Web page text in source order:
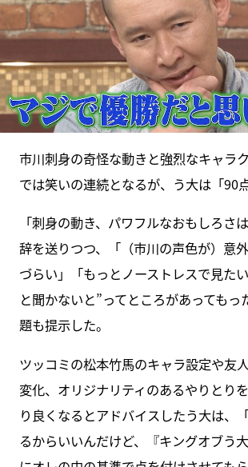
市川刺身の奇怪な動きと強烈なキャラ
では笑いの連続となるが、う大は「90
「刺身の動き、パワフルなおもしろさ
辞を送りつつ、「（市川の声色が）意
づらい」「もっとノーストレスで見た
と聞かないと”ってところがあってもっ
題も提示した。
ツッコミの松本竹馬のキャラ設定や友
変化、オリジナリティのあるやりとり
り良くなるとアドバイスしたう大は、
るからいいんだけど、『キングオブう